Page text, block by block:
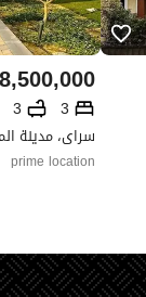
8,500,000
3
3
سراى، مدينة
prime location